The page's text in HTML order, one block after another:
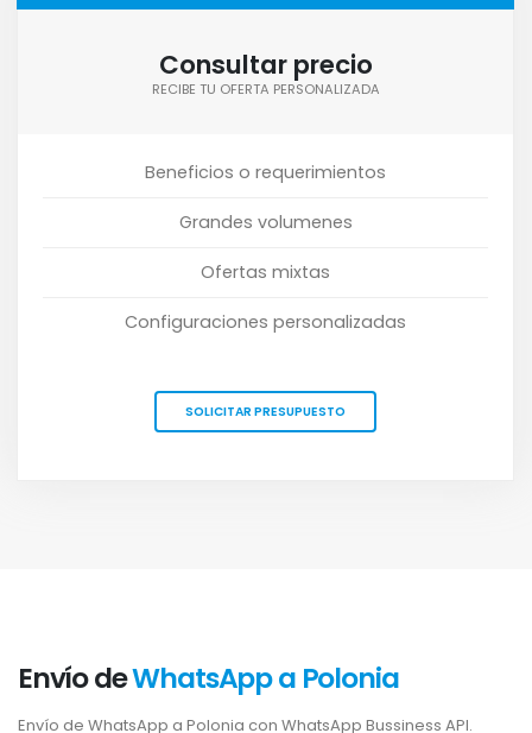
Consultar precio
RECIBE TU OFERTA PERSONALIZADA
Beneficios o requerimientos
Grandes volumenes
Ofertas mixtas
Configuraciones personalizadas
SOLICITAR PRESUPUESTO
Envío deWhatsApp a Polonia
Envío de WhatsApp a Polonia con WhatsApp Bussiness API.